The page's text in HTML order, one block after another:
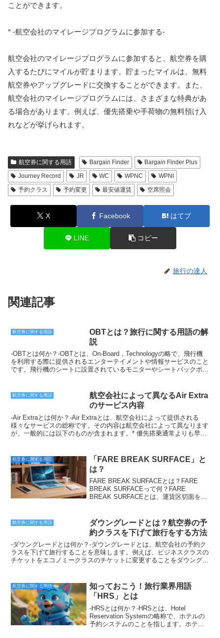
ことができます。
* -航空会社のマイレージプログラムに参加する-
航空会社のマイレージプログラムに参加すると、航空券を購
入するたびにマイルが貯まります。貯まったマイルは、無料
航空券やアップグレードに交換することができます。また、
航空会社のマイレージプログラムには、さまざまな特典があ
る場合があります。例えば、優先搭乗や手荷物の無料預け入
れなどが挙げられます。
航空券に関する用語 Bargain Finder
Bargain Finder Plus
Journey Record
JR WC WPNC
WPNI
予約クラス
予約変更 最安値運賃 空席照会
X Facebook はてブ
LINE コピー
旅行の達人
関連記事
航空券に関する用語
OBTとは？旅行に関する用語の解
説
-OBTとは何か？-OBTとは、On-Board，Technologyの略で、飛行機
を利用する際に提供されるエンターテイメントや情報サービスのこと
です。飛行機のシートに設置されているモニターやシートバックポケ
OBTは、インターネット接続や機内販売などのサービスも提供して
います。インターネット接続は、機内Wi-Fiやモバイルデータ通信、
機内電話などを通じて利用できます。機内販売は、飲み物や軽食、免
税品などを販売しています。OBTは、飛行機での長時間のフライト
を快適に過ごすためのサービスとして、多くの航空会社で提供されて
います。航空会社によっては、OBTのサービス内容が異なるため、
込む必要があります。また、OBTを利用するには、航空機の座席に
設置されているモニターやシートバックポケットに置かれている冊子
などを利用する必要があります。OBTを利用する際には、航空機の
安全上の注意を遵守する必要があります。OBTは、飛行機での長時
間のフライトを快適に過ごすためのサービスとして、多くの航空会社
で提供されています。航空会社によっては、OBTのサービス内容が
航空券に関する用語
航空会社によって異なるAir Extra
のサービス内容
-Air Extraとは何か？-Air Extraとは、航空会社によって提供される
様々なサービスの総称です。その内容は航空会社によって異なります
が、一般的には以下のものが含まれます。* 優先搭乗通常よりも早く
ンジを利用することができます。* 優先保安検査保安検査を優先的に
受けることができます。* 機内での食事や飲み物のサービス通常より
も充実した食事や飲み物が提供されます。* 座席のアップグレード通
常よりも快適な座席にアップグレードすることができます。Air Extra
のサービスは、航空会社によって異なるため、予約する前に航空会社
のウェブサイトで確認することが大切です。Air Extraを利用するメリ
ることができます。Air Extraのデメリットは、以下のとおりです。*
追加料金がかかります。* 航空会社によっては、Air Extraのサービス
が利用できない場合があります。Air Extraを利用するかどうかは、個
人のニーズや予算に応じて判断することが大切です。
航空券に関する用語
「FARE BREAK SURFACE」と
は？
FARE BREAK SURFACEとは？FARE
BREAK SURFACEって何？FARE
BREAK SURFACEとは、運賃区切面を表
ているが、 運賃区間境界を運賃区切面と
呼ぶ。運賃区切面は運賃の計算上重要な
意味を持っている。例えば、 乗車した駅
から運賃区切面までの運賃を支払って乗
車した場合、 運賃区切面より先までの駅
で途中下車したとしても、 追加の運賃を
たしている。 運賃表は、運賃区切面ごと
に運賃が記載されており、 利用者は運賃
区切面までの運賃を確認することで、 目
的地までの運賃を計算することができ
る。運賃区切面は、鉄道やバスなどの公
共交通機関の運賃を計算する際に欠かせ
航空券に関する用語
ダウングレードとは？航空券の予
約クラスを下げて旅行をする方法
-ダウングレードとは何か？-ダウングレードとは、航空会社の予約ク
ラスを下げて旅行することを意味します。例えば、ビジネスクラスの
チケットをエコノミークラスのチケットに変更することをダウングレ
ます。ダウングレードの注意点* ダウングレードは、航空会社の規定
に基づいて行われます。そのため、ダウングレードができない場合も
あります。* ダウングレードは、航空券の価格を節約するのに有効で
すが、座席の快適さが低下する可能性があります。* ダウングレード
は、航空機の離陸時間を変更する可能性があります。ダウングレード
のメリット* ダウングレードは、航空券の価格を節約するのに有効な
航空券に関する用語
知っておこう！旅行業界用語
「HRS」とは
-HRSとは何か？-HRSとは、Hotel
Reservation Systemの略称で、ホテルの
予約システムのことを指します。ホテル